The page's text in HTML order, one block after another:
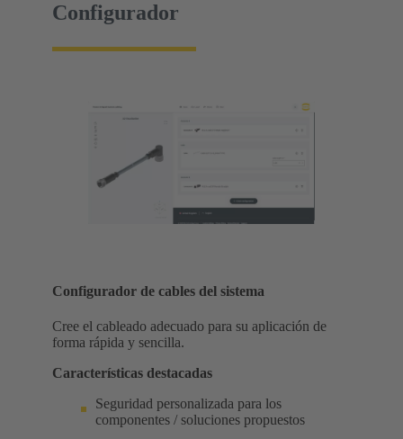
Configurador
Configurador de cables del sistema
Cree el cableado adecuado para su aplicación de
forma rápida y sencilla.
Características destacadas
Seguridad personalizada para los
componentes / soluciones propuestos